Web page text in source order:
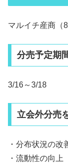
マルイチ産商（
分売予定期
3/16～3/18
立会外分売
・分布状況の改
・流動性の向上